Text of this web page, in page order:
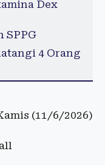
Dex
SPPG
4 Orang
(11/6/2026)